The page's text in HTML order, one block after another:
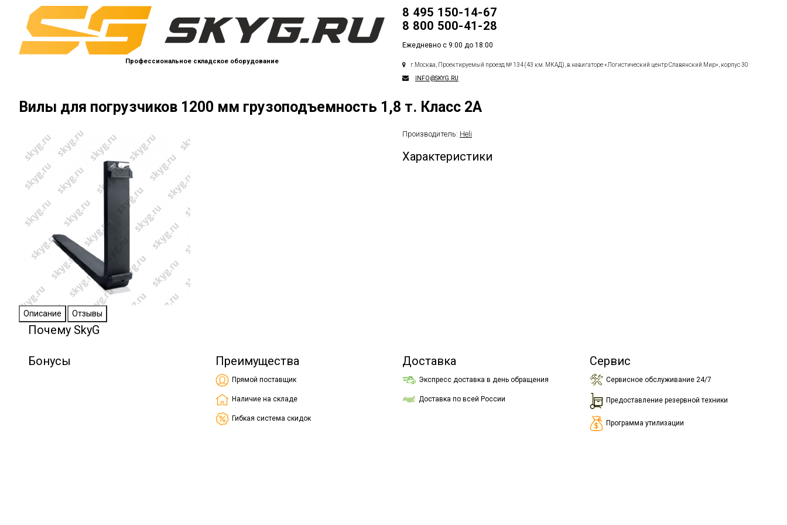
Профессиональное складское оборудование
8 495 150-14-67
8 800 500-41-28
Ежедневно с 9:00 до 18:00
г. Москва, Проектируемый проезд № 134(43 км. МКАД), в навигаторе«Логистический центр Славянский Мир», корпус 30
INFO@SKYG.RU
Вилы для погрузчиков 1200 мм грузоподъемность 1,8 т. Класс 2А
Производитель: Heli
Характеристики
Описание Отзывы
Почему SkyG
Бонусы Преимущества
Прямой поставщик
Наличие на складе
Гибкая система скидок
Доставка
Экспресс доставка в день обращения
Доставка по всей России
Сервис
Сервисное обслуживание 24/7
Предоставление резервной техники
Программа утилизации